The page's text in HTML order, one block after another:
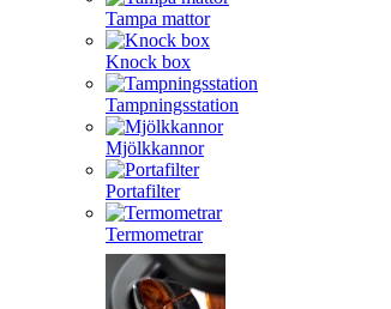
Tampa mattor
Knock box
Tampningsstation
Mjölkkannor
Portafilter
Termometrar